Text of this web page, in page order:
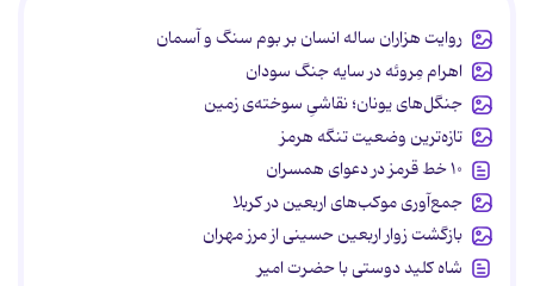
روایت هزاران ساله انسان بر بوم سنگ و آسمان
اهرام مِروئه در سایه جنگ سودان
جنگل‌های یونان؛ نقاشیِ سوخته‌ی زمین
تازه‌ترین وضعیت تنگه هرمز
۱۰ خط قرمز در دعوای همسران
جمع‌آوری موکب‌های اربعین در کربلا
بازگشت زوار اربعین حسینی از مرز مهران
شاه کلید دوستی با حضرت امیر